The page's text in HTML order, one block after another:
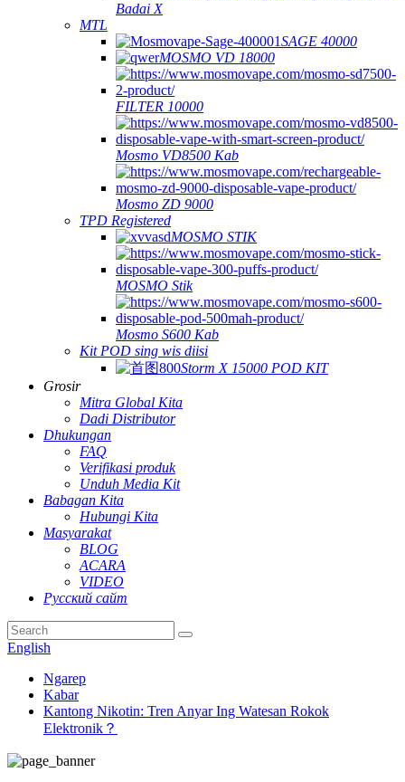
Badai X
MTL
SAGE 40000
MOSMO VD 18000
FILTER 10000
Mosmo VD8500 Kab
Mosmo ZD 9000
TPD Registered
MOSMO STIK
MOSMO Stik
Mosmo S600 Kab
Kit POD sing wis diisi
Storm X 15000 POD KIT
Grosir
Mitra Global Kita
Dadi Distributor
Dhukungan
FAQ
Verifikasi produk
Unduh Media Kit
Babagan Kita
Hubungi Kita
Masyarakat
BLOG
ACARA
VIDEO
Русский сайт
English
Ngarep
Kabar
Kantong Nikotin: Tren Anyar Ing Watesan Rokok
Elektronik？